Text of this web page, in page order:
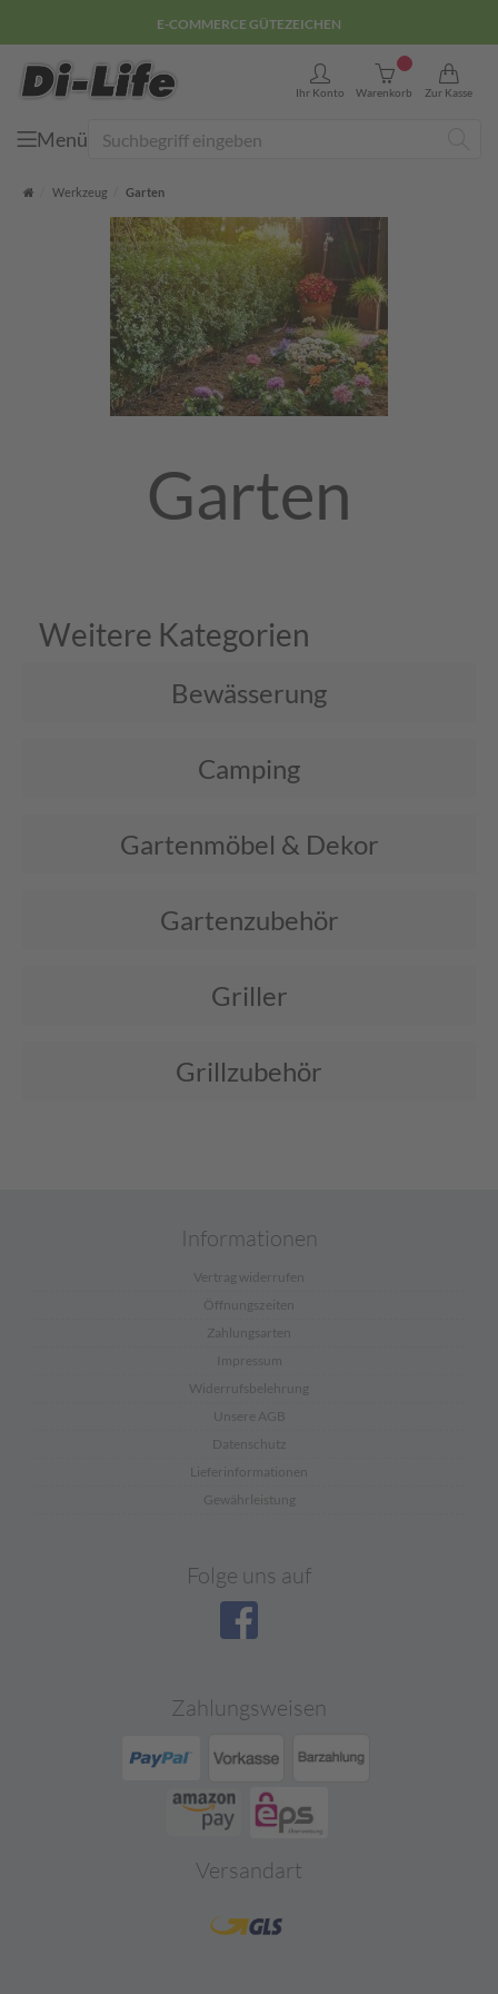
E-COMMERCE GÜTEZEICHEN
Ihr Konto Warenkorb
0
Zur Kasse
Menü
Startseite
Werkzeug Garten
Garten
Weitere Kategorien
Bewässerung
Camping
Gartenmöbel & Dekor
Gartenzubehör
Griller
Grillzubehör
Informationen
Vertrag widerrufen
Öffnungszeiten
Zahlungsarten
Impressum
Widerrufsbelehrung
Unsere AGB
Datenschutz
Lieferinformationen
Gewährleistung
Folge uns auf
Zahlungsweisen
Versandart